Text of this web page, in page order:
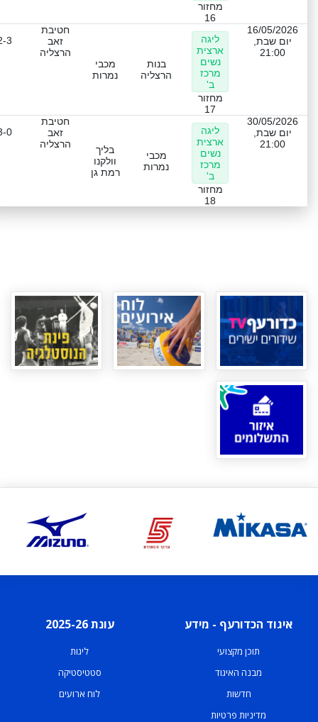
מחזור
16
16/05/2026
יום שבת,
21:00
ליגה
ארצית
נשים
מרכז
ב'
מחזור
17
בנות
הרצליה
מכבי
נמרות
חטיבת
זאב
הרצליה
3
30/05/2026
יום שבת,
21:00
ליגה
ארצית
נשים
מרכז
ב'
מחזור
18
מכבי
נמרות
בליך
וולקנו
רמת גן
חטיבת
זאב
הרצליה
0
איגוד הכדורעף - מידע
תוכן מקצועי
מבנה האיגוד
חדשות
מדיניות פרטיות
עונת 2025-26
ליגות
סטטיסטיקה
לוח ארועים